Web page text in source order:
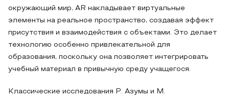
окружающий мир, AR накладывает виртуальные
элементы на реальное пространство, создавая эффект
присутствия и взаимодействия с объектами. Это делает
технологию особенно привлекательной для
образования, поскольку она позволяет интегрировать
учебный материал в привычную среду учащегося.
Классические исследования Р. Азумы и М.